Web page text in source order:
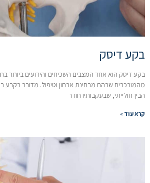
בקע דיסק
בקע דיסק הוא אחד המצבים השכיחים והידועים ביותר
מהמורכבים שבהם מבחינת אבחון וטיפול. מדובר
הבין-חולייתי, שבעקבותיו חודר
קרא עוד »